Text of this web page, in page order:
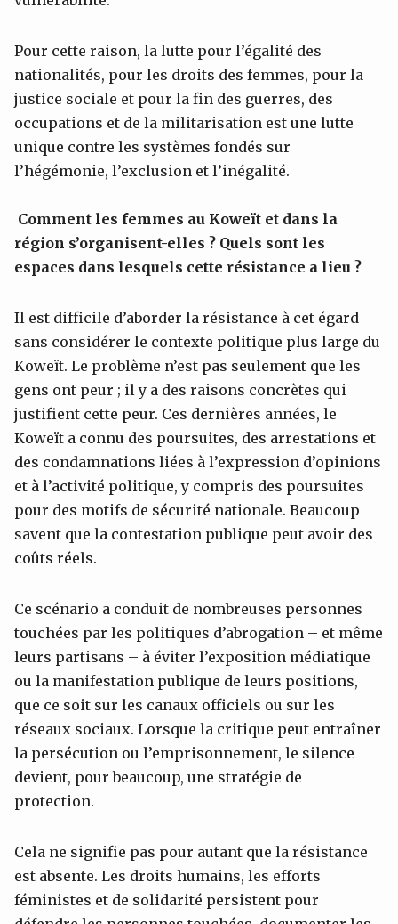
Pour cette raison, la lutte pour l’égalité des
nationalités, pour les droits des femmes, pour la
justice sociale et pour la fin des guerres, des
occupations et de la militarisation est une lutte
unique contre les systèmes fondés sur
l’hégémonie, l’exclusion et l’inégalité.
Comment les femmes au Koweït et dans la
région s’organisent-elles ? Quels sont les
espaces dans lesquels cette résistance a lieu ?
Il est difficile d’aborder la résistance à cet égard
sans considérer le contexte politique plus large du
Koweït. Le problème n’est pas seulement que les
gens ont peur ; il y a des raisons concrètes qui
justifient cette peur. Ces dernières années, le
Koweït a connu des poursuites, des arrestations et
des condamnations liées à l’expression d’opinions
et à l’activité politique, y compris des poursuites
pour des motifs de sécurité nationale. Beaucoup
savent que la contestation publique peut avoir des
coûts réels.
Ce scénario a conduit de nombreuses personnes
touchées par les politiques d’abrogation – et même
leurs partisans – à éviter l’exposition médiatique
ou la manifestation publique de leurs positions,
que ce soit sur les canaux officiels ou sur les
réseaux sociaux. Lorsque la critique peut entraîner
la persécution ou l’emprisonnement, le silence
devient, pour beaucoup, une stratégie de
protection.
Cela ne signifie pas pour autant que la résistance
est absente. Les droits humains, les efforts
féministes et de solidarité persistent pour